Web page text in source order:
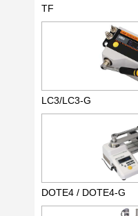
TF
LC3/LC3-G
DOTE4 / DOTE4-G